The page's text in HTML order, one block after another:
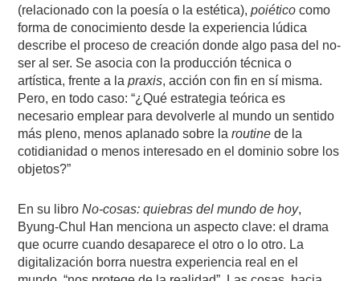
(relacionado con la poesía o la estética),poiético como
forma de conocimiento desde la experiencia lúdica
describe el proceso de creación donde algo pasa del no-
ser al ser. Se asocia con la producción técnica o
artística, frente a lapraxis, acción con fin en sí misma.
Pero, en todo caso: “¿Qué estrategia teórica es
necesario emplear para devolverle al mundo un sentido
más pleno, menos aplanado sobre laroutine de la
cotidianidad o menos interesado en el dominio sobre los
objetos?”
En su libroNo-cosas: quiebras del mundo de hoy,
Byung-Chul Han menciona un aspecto clave: el drama
que ocurre cuando desaparece el otro o lo otro. La
digitalización borra nuestra experiencia real en el